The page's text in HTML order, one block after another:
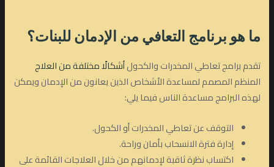
ما هو برنامج التعافي من الإدمان للبنات؟
تقدم برامج تعاطي المخدرات والكحولأشكالًا مختلفة من العلاج
المنظم المصمم لمساعدة الأشخاص الذين يعانون من الإدمان ويمكن
لهذه البرامج مساعدة الناس فيما يلي:
التوقف عن تعاطي المخدرات أو الكحول.
إدارة فترة الانسحاب بأمان وراحة.
اكتساب نظرة ثاقبة لإدمانهم من خلال العلاجات القائمة على